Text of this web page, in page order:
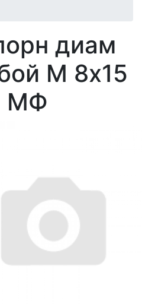
диам
М 8х15
МФ